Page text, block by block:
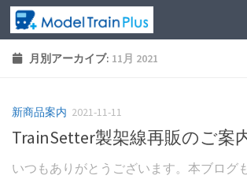
月別アーカイブ: 11月 2021
新商品案内 2021-11-11
TrainSetter製架線再販のご案
いつもありがとうございます。本ブログ